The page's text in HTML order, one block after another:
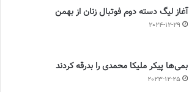
آغاز لیگ دسته دوم فوتبال زنان از بهمن
2024-12-29
بمی‌ها پیکر ملیکا محمدی را بدرقه کردند
2023-12-25